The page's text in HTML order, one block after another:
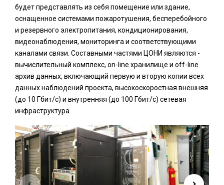
будет представлять из себя помещение или здание,
оснащенное системами пожаротушения, бесперебойного
и резервного электропитания, кондиционирования,
видеонаблюдения, мониторинга и соответствующими
каналами связи. Составными частями ЦОНИ являются -
вычислительный комплекс, on-line хранилище и off-line
архив данных, включающий первую и вторую копии всех
данных наблюдений проекта, высокоскоростная внешняя
(до 10 Гбит/с) и внутренняя (до 100 Гбит/с) сетевая
инфраструктура.